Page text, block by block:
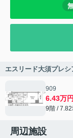
エスリード大須プレ
909
6.43万円
9階 /
周辺施設